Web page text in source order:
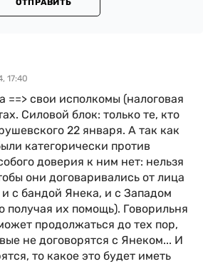
ОТПРАВИТЬ
17:40
==> свои исполкомы (налоговая
Силовой блок: только те, кто
22 января. А так как
категорически против
доверия к ним нет: нельзя
они договаривались от лица
с бандой Янека, и с Западом
получая их помощь). Говорильня
продолжаться до тех пор,
не договорятся с Янеком... И
то какое это будет иметь